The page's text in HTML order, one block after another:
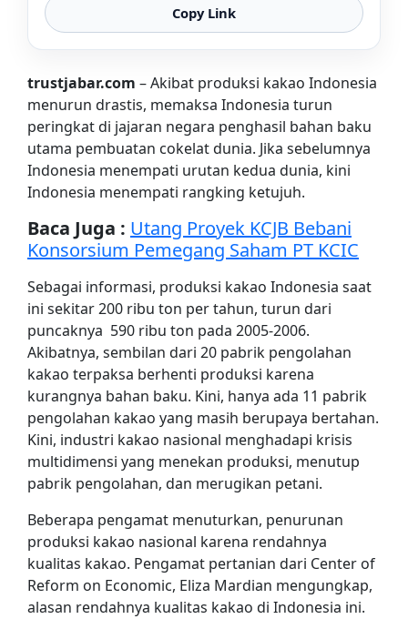
Copy Link
trustjabar.com – Akibat produksi kakao Indonesia
menurun drastis, memaksa Indonesia turun
peringkat di jajaran negara penghasil bahan baku
utama pembuatan cokelat dunia. Jika sebelumnya
Indonesia menempati urutan kedua dunia, kini
Indonesia menempati rangking ketujuh.
Baca Juga : Utang Proyek KCJB Bebani
Konsorsium Pemegang Saham PT KCIC
Sebagai informasi, produksi kakao Indonesia saat
ini sekitar 200 ribu ton per tahun, turun dari
puncaknya 590 ribu ton pada 2005-2006.
Akibatnya, sembilan dari 20 pabrik pengolahan
kakao terpaksa berhenti produksi karena
kurangnya bahan baku. Kini, hanya ada 11 pabrik
pengolahan kakao yang masih berupaya bertahan.
Kini, industri kakao nasional menghadapi krisis
multidimensi yang menekan produksi, menutup
pabrik pengolahan, dan merugikan petani.
Beberapa pengamat menuturkan, penurunan
produksi kakao nasional karena rendahnya
kualitas kakao. Pengamat pertanian dari Center of
Reform on Economic, Eliza Mardian mengungkap,
alasan rendahnya kualitas kakao di Indonesia ini.